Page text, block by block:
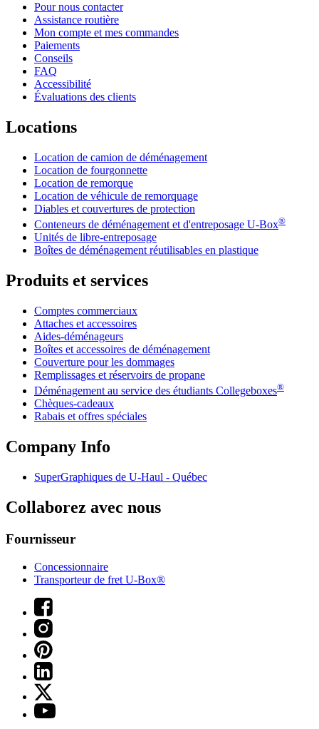
Pour nous contacter
Assistance routière
Mon compte et mes commandes
Paiements
Conseils
FAQ
Accessibilité
Évaluations des clients
Locations
Location de camion de déménagement
Location de fourgonnette
Location de remorque
Location de véhicule de remorquage
Diables et couvertures de protection
Conteneurs de déménagement et d'entreposage U-Box®
Unités de libre-entreposage
Boîtes de déménagement réutilisables en plastique
Produits et services
Comptes commerciaux
Attaches et accessoires
Aides-déménageurs
Boîtes et accessoires de déménagement
Couverture pour les dommages
Remplissages et réservoirs de propane
Déménagement au service des étudiants Collegeboxes®
Chèques-cadeaux
Rabais et offres spéciales
Company Info
SuperGraphiques de U-Haul - Québec
Collaborez avec nous
Fournisseur
Concessionnaire
Transporteur de fret U-Box®